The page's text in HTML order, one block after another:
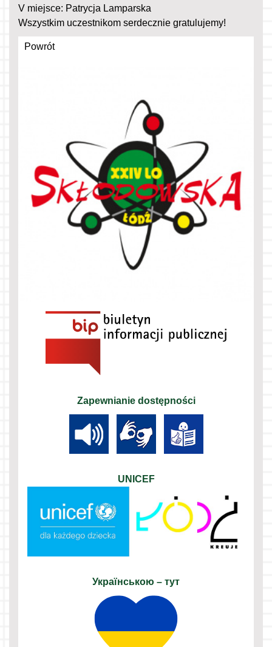
V miejsce: Patrycja Lamparska
Wszystkim uczestnikom serdecznie gratulujemy!
Powrót
Zapewnianie dostępności
UNICEF
Українською – тут